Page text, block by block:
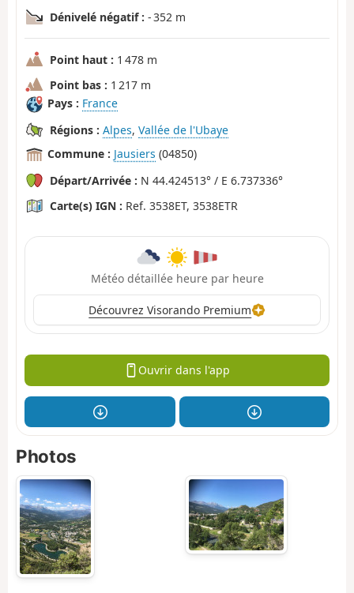
Dénivelé négatif : - 352 m
Point haut : 1 478 m
Point bas : 1 217 m
Pays : France
Régions : Alpes, Vallée de l'Ubaye
Commune : Jausiers (04850)
Départ/Arrivée : N 44.424513° / E 6.737336°
Carte(s) IGN : Ref. 3538ET, 3538ETR
Météo détaillée heure par heure
Découvrez Visorando Premium
Ouvrir dans l'app
Photos